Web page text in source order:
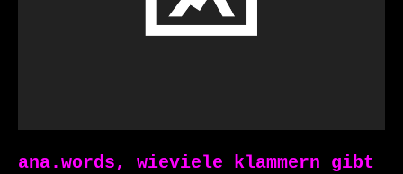
ana.words, wieviele klammern gibt